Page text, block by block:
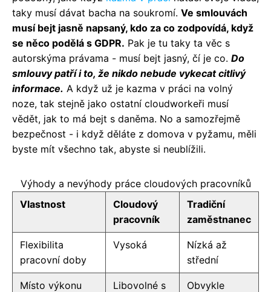
taky musí dávat bacha na soukromí. Ve smlouvách
musí bejt jasně napsaný, kdo za co zodpovídá, když
se něco podělá s GDPR. Pak je tu taky ta věc s
autorskýma právama - musí bejt jasný, čí je co. Do
smlouvy patří i to, že nikdo nebude vykecat citlivý
informace. A když už je kazma v práci na volný
noze, tak stejně jako ostatní cloudworkeři musí
vědět, jak to má bejt s daněma. No a samozřejmě
bezpečnost - i když děláte z domova v pyžamu, měli
byste mít všechno tak, abyste si neublížili.
Výhody a nevýhody práce cloudových pracovníků
Vlastnost
Cloudový
pracovník
Tradiční
zaměstnanec
Flexibilita
pracovní doby
Vysoká
Nízká až
střední
Místo výkonu
Libovolné s
Obvykle